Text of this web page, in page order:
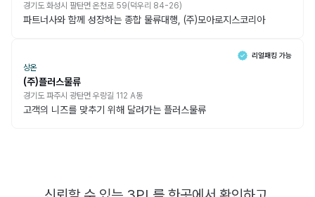
경기도 화성시 팔탄면 온천로 59(덕우리 84-26)
파트너사와 함께 성장하는 종합 물류대행, (주)모아로지스코리아
상온
(주)플러스물류
경기도 파주시 광탄면 우랑길 112 A동
고객의 니즈를 맞추기 위해 달려가는 플러스물류